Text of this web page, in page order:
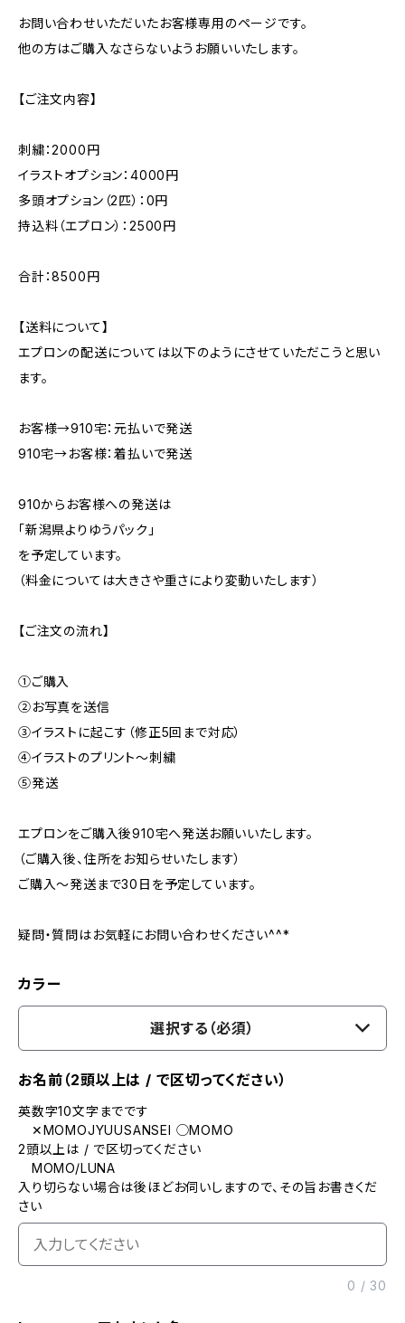
お問い合わせいただいたお客様専用のページです。
他の方はご購入なさらないようお願いいたします。
【ご注文内容】
刺繍：2000円
イラストオプション：4000円
多頭オプション（2匹）：0円
持込料（エプロン）：2500円
合計：8500円
【送料について】
エプロンの配送については以下のようにさせていただこうと思い
ます。
お客様→910宅：元払いで発送
910宅→お客様：着払いで発送
910からお客様への発送は
「新潟県よりゆうパック」
を予定しています。
（料金については大きさや重さにより変動いたします）
【ご注文の流れ】
①ご購入
②お写真を送信
③イラストに起こす（修正5回まで対応）
④イラストのプリント〜刺繍
⑤発送
エプロンをご購入後910宅へ発送お願いいたします。
（ご購入後、住所をお知らせいたします）
ご購入〜発送まで30日を予定しています。
疑問・質問はお気軽にお問い合わせください^^*
カラー
選択する（必須）
お名前（2頭以上は / で区切ってください）
英数字10文字までです
✕MOMOJYUUSANSEI ◯MOMO
2頭以上は / で区切ってください
MOMO/LUNA
入り切らない場合は後ほどお伺いしますので、その旨お書きくだ
さい
0 /30